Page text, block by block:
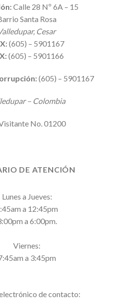
Calle 28 Nº 6A – 15
Santa Rosa
Cesar
(605) – 5901167
(605) – 5901166
(605) – 5901167
– Colombia
No. 01200
DE ATENCIÓN
Lunes a Jueves:
a 12:45pm
a 6:00pm.
Viernes:
a 3:45pm
de contacto: